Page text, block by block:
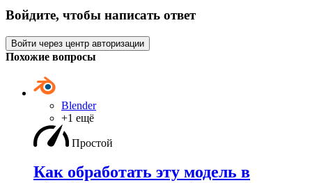
Войдите, чтобы написать ответ
Войти через центр авторизации
Похожие вопросы
Blender
+1 ещё
Простой
Как обработать эту модель в